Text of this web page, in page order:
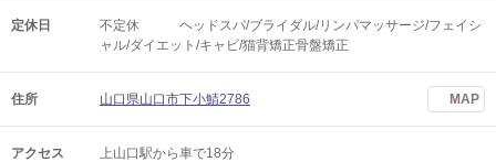
定休日
不定休 ヘッドスパ/ブライダル/リンパマッサージ/フェイシ
ャル/ダイエット/キャビ/猫背矯正骨盤矯正
住所 山口県山口市下小鯖2786 MAP
アクセス 上山口駅から車で18分